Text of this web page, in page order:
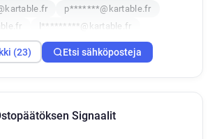
p*******@kartable.fr
l*********@kartable.fr
r**********@kartable.fr
g*******@kartable.fr
(23) Etsi sähköposteja
Signaalit